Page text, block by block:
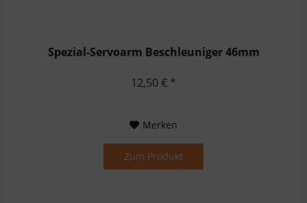
Spezial-Servoarm Beschleuniger 46mm
12,50 € *
Merken
Zum Produkt